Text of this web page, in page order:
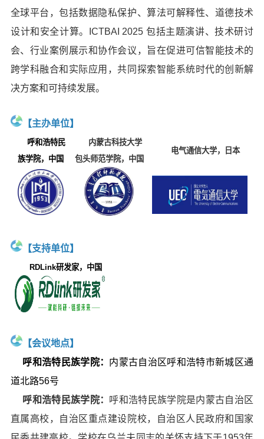
全球平台，包括数据隐私保护、算法可解释性、道德技术
设计和安全计算。ICTBAI 2025 包括主题演讲、技术研讨
会、行业案例展示和协作会议，旨在促进可信智能技术的
跨学科融合和实际应用，共同探索智能系统时代的创新解
决方案和可持续发展。
【主办单位】
呼和浩特民
族学院，中国
内蒙古科技大学
包头师范学院，中国
电气通信大学，日本
【支持单位】
RDLink研发家，中国
【会议地点】
呼和浩特民族学院： 内蒙古自治区呼和浩特市新城区通
道北路56号
呼和浩特民族学院： 呼和浩特民族学院是内蒙古自治区
直属高校，自治区重点建设院校，自治区人民政府和国家